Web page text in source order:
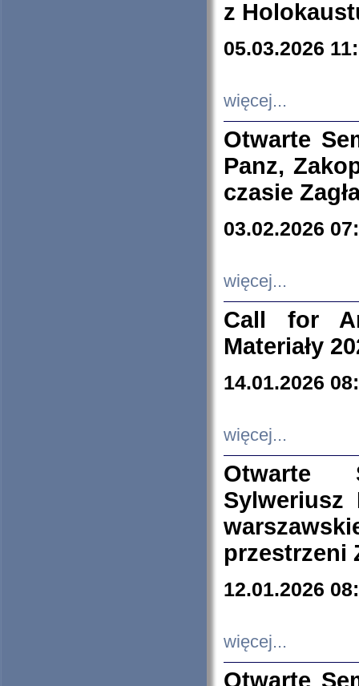
z
05.03.2026
więcej...
Otwarte
Panz,
czasie
03.02.2026
więcej...
Call for
Materiały
14.01.2026
więcej...
Otwarte
Sylweriusz
przestrzeni
12.01.2026
więcej...
Otwarte